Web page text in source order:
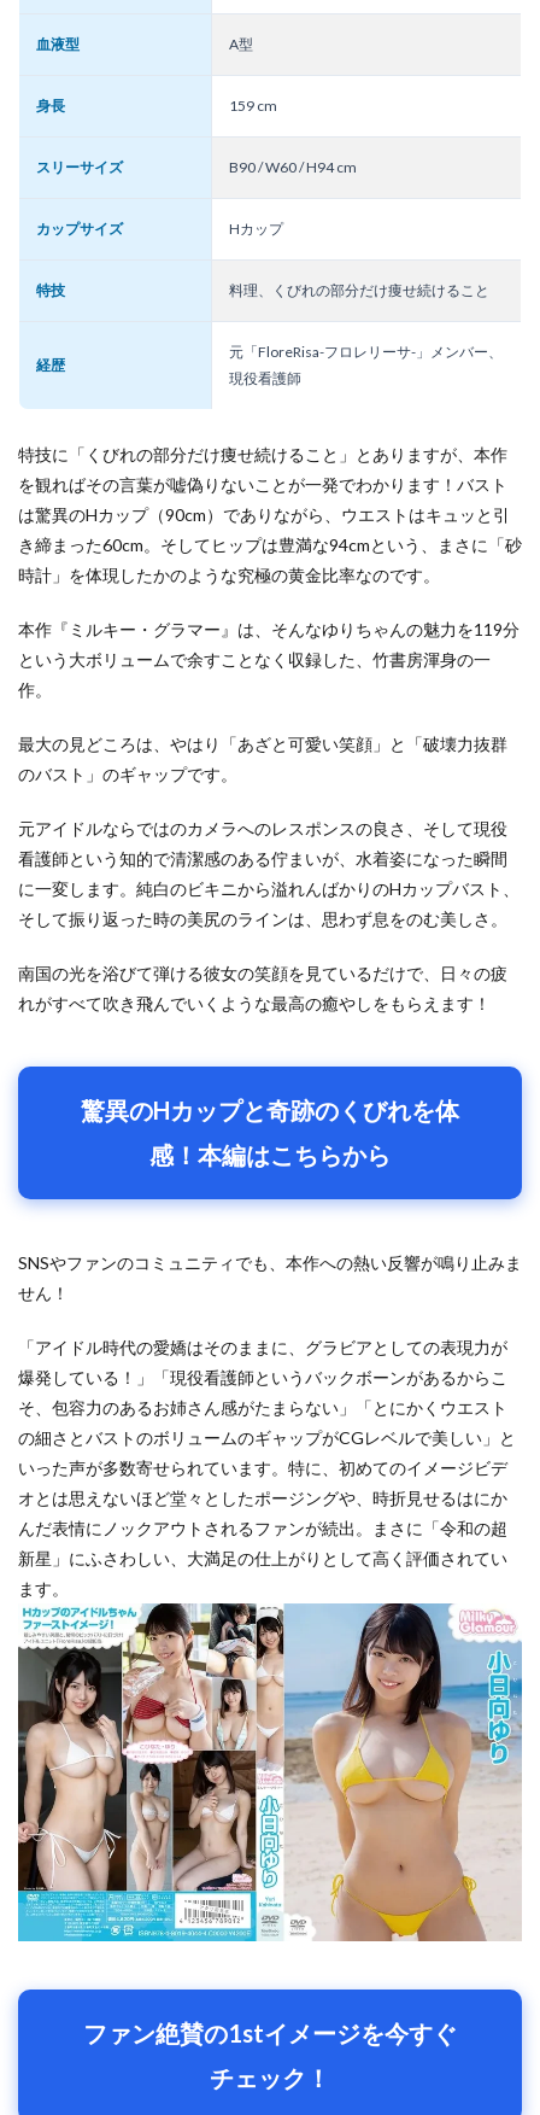
血液型 A型
身長 159 cm
スリーサイズ B90 / W60 / H94 cm
カップサイズ Hカップ
特技 料理、くびれの部分だけ痩せ続けること
経歴
元「FloreRisa-フロレリーサ-」メンバー、
現役看護師
特技に「くびれの部分だけ痩せ続けること」とありますが、本作
を観ればその言葉が嘘偽りないことが一発でわかります！バスト
は驚異のHカップ（90cm）でありながら、ウエストはキュッと引
き締まった60cm。そしてヒップは豊満な94cmという、まさに「砂
時計」を体現したかのような究極の黄金比率なのです。
本作『ミルキー・グラマー』は、そんなゆりちゃんの魅力を119分
という大ボリュームで余すことなく収録した、竹書房渾身の一
作。
最大の見どころは、やはり「あざと可愛い笑顔」と「破壊力抜群
のバスト」のギャップです。
元アイドルならではのカメラへのレスポンスの良さ、そして現役
看護師という知的で清潔感のある佇まいが、水着姿になった瞬間
に一変します。純白のビキニから溢れんばかりのHカップバスト、
そして振り返った時の美尻のラインは、思わず息をのむ美しさ。
南国の光を浴びて弾ける彼女の笑顔を見ているだけで、日々の疲
れがすべて吹き飛んでいくような最高の癒やしをもらえます！
驚異のHカップと奇跡のくびれを体
感！本編はこちらから
SNSやファンのコミュニティでも、本作への熱い反響が鳴り止みま
せん！
「アイドル時代の愛嬌はそのままに、グラビアとしての表現力が
爆発している！」「現役看護師というバックボーンがあるからこ
そ、包容力のあるお姉さん感がたまらない」「とにかくウエスト
の細さとバストのボリュームのギャップがCGレベルで美しい」と
いった声が多数寄せられています。特に、初めてのイメージビデ
オとは思えないほど堂々としたポージングや、時折見せるはにか
んだ表情にノックアウトされるファンが続出。まさに「令和の超
新星」にふさわしい、大満足の仕上がりとして高く評価されてい
ます。
ファン絶賛の1stイメージを今すぐ
チェック！